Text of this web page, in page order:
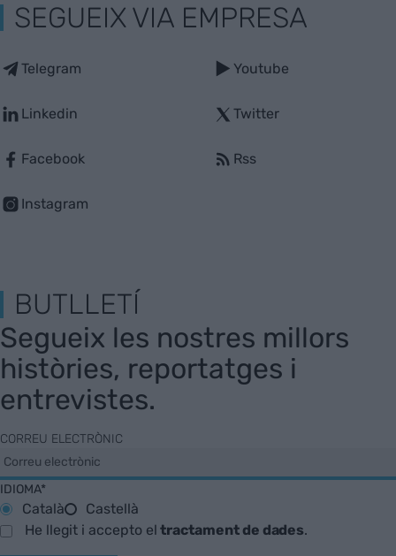
SEGUEIX VIA EMPRESA
Telegram
Linkedin
Facebook
Instagram
Youtube
Twitter
Rss
BUTLLETÍ
Segueix les nostres millors
històries, reportatges i
entrevistes.
CORREU ELECTRÒNIC
IDIOMA*
Català
Castellà
He llegit i accepto eltractament de dades.